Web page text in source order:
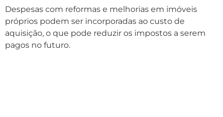
Despesas com reformas e melhorias em imóveis
próprios podem ser incorporadas ao custo de
aquisição, o que pode reduzir os impostos a serem
pagos no futuro.